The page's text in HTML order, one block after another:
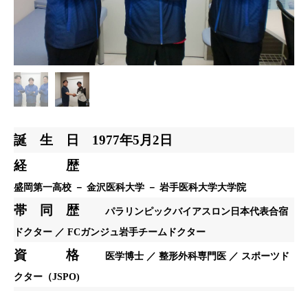
誕 生 日
1977年5月2日
経 歴
盛岡第一高校 － 金沢医科大学 － 岩手医科大学大学院
帯 同 歴
パラリンピックバイアスロン日本代表合宿
ドクター ／ FCガンジュ岩手チームドクター
資 格
医学博士 ／ 整形外科専門医 ／ スポーツド
クター（JSPO)